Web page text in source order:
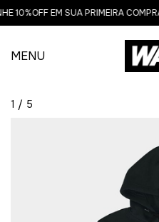
10%OFF EM SUA PRIMEIRA COMPRA
MENU
1 / 5